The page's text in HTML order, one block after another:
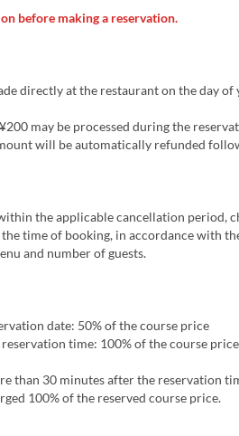
before making a reservation.
directly at the restaurant on the day of
may be processed during the
will be automatically refunded
the applicable cancellation period,
time of booking, in accordance with
and number of guests.
date: 50% of the course price
time: 100% of the course price
than 30 minutes after the reservation
100% of the reserved course price.